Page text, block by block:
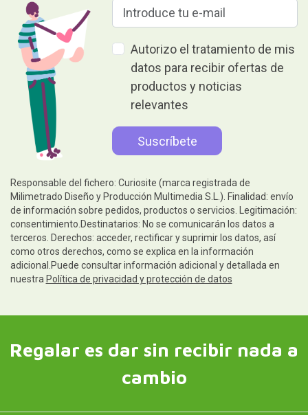
Autorizo el tratamiento de mis
datos para recibir ofertas de
productos y noticias
relevantes
Responsable del fichero: Curiosite (marca registrada de
Milimetrado Diseño y Producción Multimedia S.L.). Finalidad: envío
de información sobre pedidos, productos o servicios. Legitimación:
consentimiento.Destinatarios: No se comunicarán los datos a
terceros. Derechos: acceder, rectificar y suprimir los datos, así
como otros derechos, como se explica en la información
adicional.Puede consultar información adicional y detallada en
nuestra Política de privacidad y protección de datos
Regalar es dar sin recibir nada a
cambio